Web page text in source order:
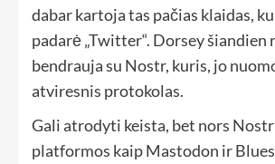
dabar kartoja tas pačias klaidas,
padarė „Twitter“. Dorsey šiandien
bendrauja su Nostr, kuris, jo
atviresnis protokolas.
Gali atrodyti keista, bet nors
platformos kaip Mastodon ir